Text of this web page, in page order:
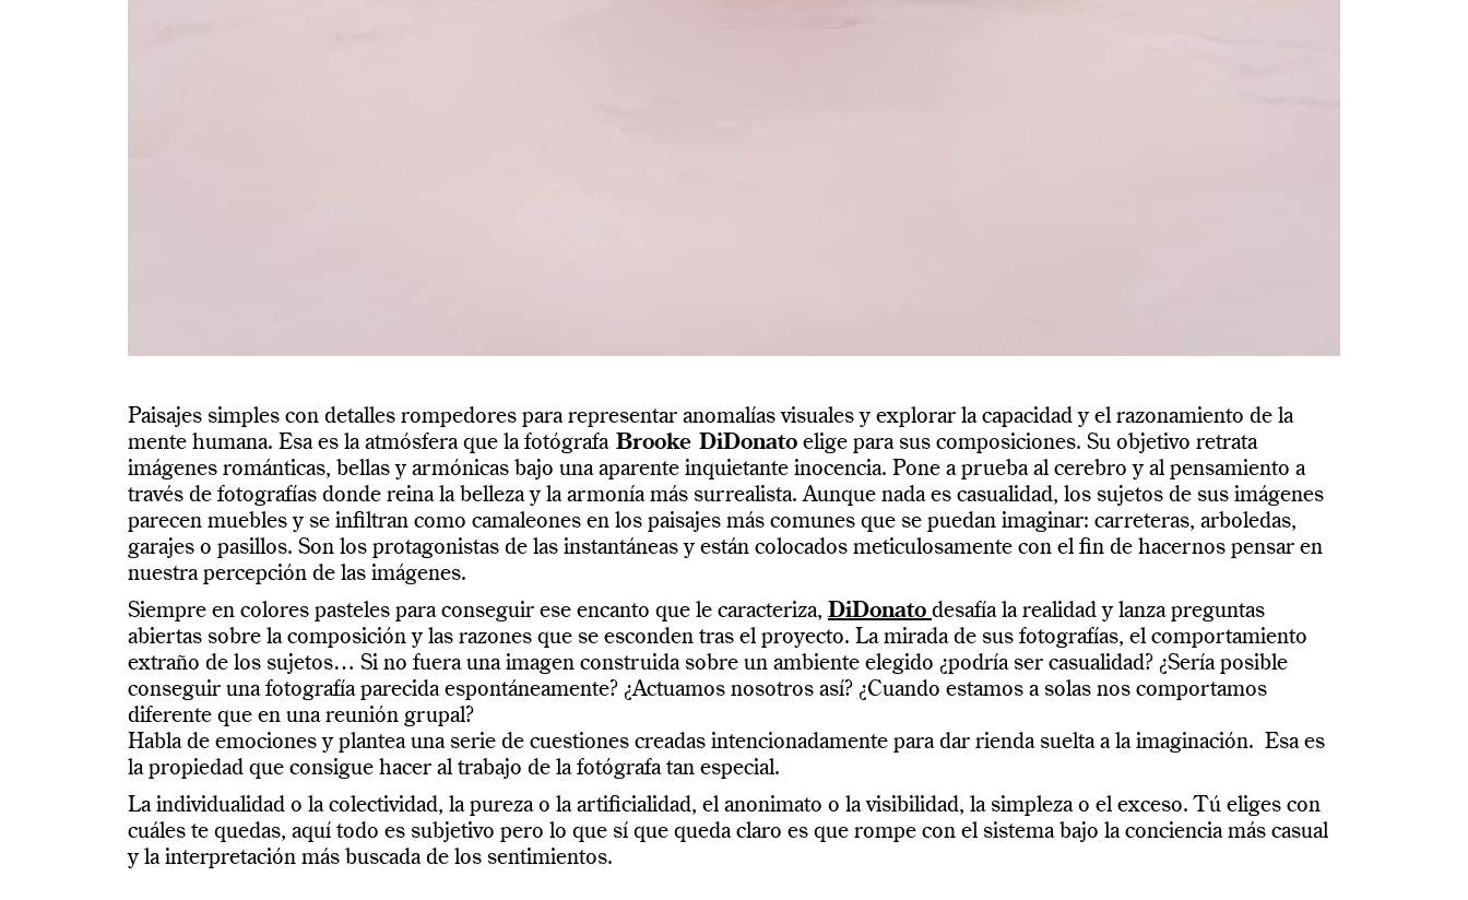
Paisajes simples con detalles rompedores para representar anomalías visuales y explorar la capacidad y el razonamiento de la
mente humana. Esa es la atmósfera que la fotógrafaBrooke DiDonato elige para sus composiciones. Su objetivo retrata
imágenes románticas, bellas y armónicas bajo una aparente inquietante inocencia. Pone a prueba al cerebro y al pensamiento a
través de fotografías donde reina la belleza y la armonía más surrealista. Aunque nada es casualidad, los sujetos de sus imágenes
parecen muebles y se infiltran como camaleones en los paisajes más comunes que se puedan imaginar: carreteras, arboledas,
garajes o pasillos. Son los protagonistas de las instantáneas y están colocados meticulosamente con el fin de hacernos pensar en
nuestra percepción de las imágenes.
Siempre en colores pasteles para conseguir ese encanto que le caracteriza, DiDonato desafía la realidad y lanza preguntas
abiertas sobre la composición y las razones que se esconden tras el proyecto. La mirada de sus fotografías, el comportamiento
extraño de los sujetos… Si no fuera una imagen construida sobre un ambiente elegido ¿podría ser casualidad? ¿Sería posible
conseguir una fotografía parecida espontáneamente? ¿Actuamos nosotros así? ¿Cuando estamos a solas nos comportamos
diferente que en una reunión grupal?
Habla de emociones y plantea una serie de cuestiones creadas intencionadamente para dar rienda suelta a la imaginación. Esa es
la propiedad que consigue hacer al trabajo de la fotógrafa tan especial.
La individualidad o la colectividad, la pureza o la artificialidad, el anonimato o la visibilidad, la simpleza o el exceso. Tú eliges con
cuáles te quedas, aquí todo es subjetivo pero lo que sí que queda claro es que rompe con el sistema bajo la conciencia más casual
y la interpretación más buscada de los sentimientos.